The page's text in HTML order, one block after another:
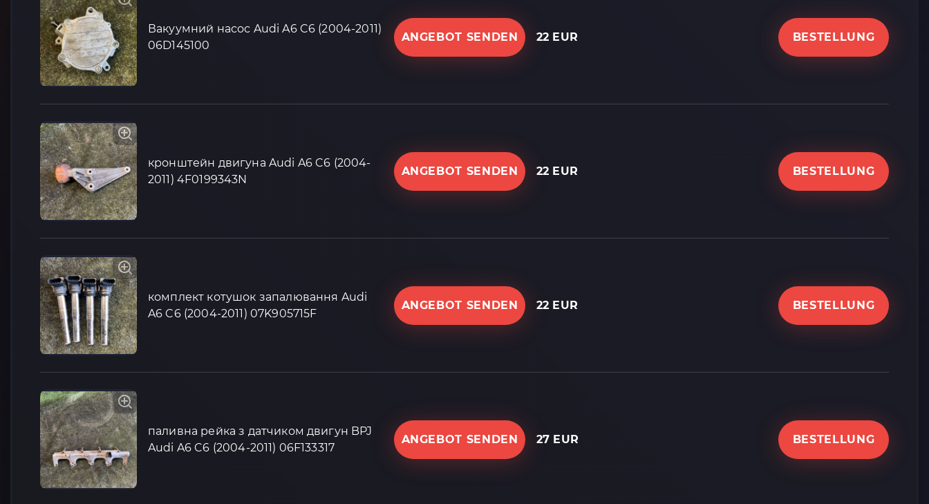
Вакуумний насос Audi A6 C6 (2004-2011)
06D145100
ANGEBOT SENDEN 22 EUR BESTELLUNG
кронштейн двигуна Audi A6 C6 (2004-
2011) 4F0199343N
ANGEBOT SENDEN 22 EUR BESTELLUNG
комплект котушок запалювання Audi
A6 C6 (2004-2011) 07K905715F
ANGEBOT SENDEN 22 EUR BESTELLUNG
паливна рейка з датчиком двигун BPJ
Audi A6 C6 (2004-2011) 06F133317
ANGEBOT SENDEN 27 EUR BESTELLUNG